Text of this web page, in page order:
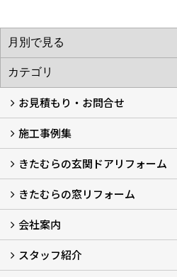
お見積もり・お問合せ
LINEで概算見積もり
チャットで質問
問い合わせフォームから
オンライン相談
電話で相談
無料現地調査をご希望の方
施工事例集
玄関ドアリフォーム
玄関引戸リフォーム
勝手口ドアリフォーム
窓リフォーム
きたむらの玄関ドアリフォーム
玄関ドアリフォームについて
リシェントについて (23)
・玄関ドアバリエーション (52)
・玄関引戸バリエーション (44)
・勝手口ドアバリエーション (11)
安心の自社施工
無料点検
保証について
価格について
概算見積について (2)
きたむらの窓リフォーム
窓リフォームについて (5)
・内窓設置-LIXILインプラス
・内窓設置-AGCまどまど
・窓交換
・エコガラス交換
・防犯・防災ガラス交換
会社案内
会社概要 (2)
ブログ
アクセス
施工エリア
施工までの流れ
SNSインフォメーション
チャット機能
オンライン打合わせ
補助金について (2)
スタッフ紹介